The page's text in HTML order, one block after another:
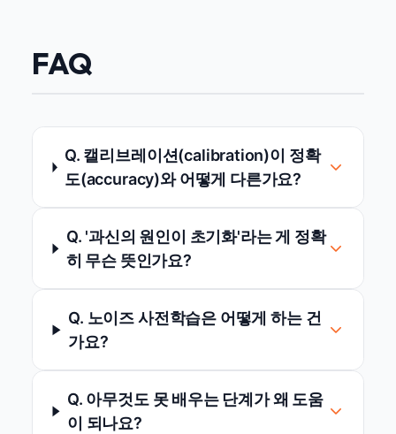
FAQ
Q. 캘리브레이션(calibration)이 정확
도(accuracy)와 어떻게 다른가요?
Q. '과신의 원인이 초기화'라는 게 정확
히 무슨 뜻인가요?
Q. 노이즈 사전학습은 어떻게 하는 건
가요?
Q. 아무것도 못 배우는 단계가 왜 도움
이 되나요?